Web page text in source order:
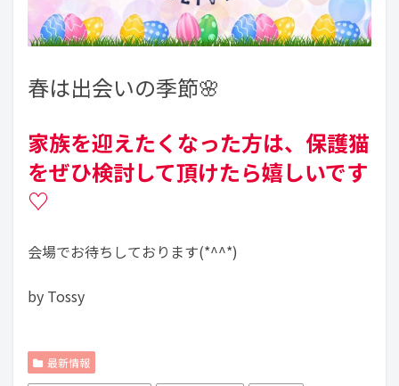
春は出会いの季節🌸
家族を迎えたくなった方は、保護猫
をぜひ検討して頂けたら嬉しいです
♡
会場でお待ちしております(*^^*)
by Tossy
最新情報